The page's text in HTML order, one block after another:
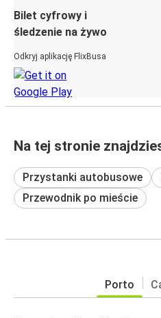
Bilet cyfrowy i
śledzenie na żywo
Odkryj aplikację FlixBusa
Na tej stronie
Przystanki autobusowe
Przewodnik po mieście
Porto